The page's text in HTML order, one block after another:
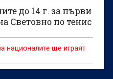
до 14 г. за първи
Световно по тенис
националите ще играят